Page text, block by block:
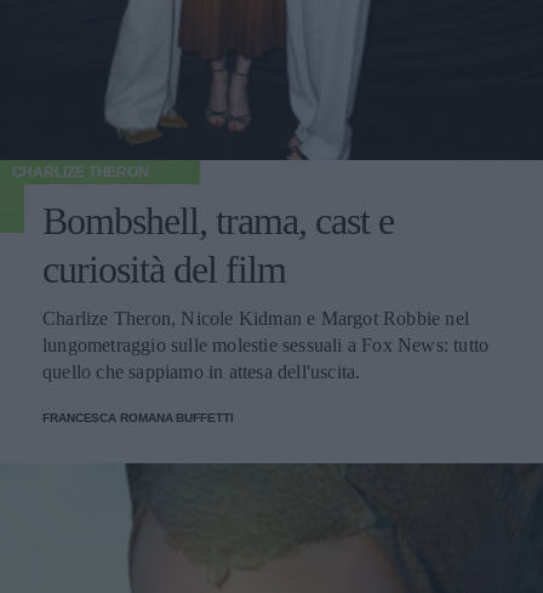
CHARLIZE THERON
Bombshell, trama, cast e
curiosità del film
Charlize Theron, Nicole Kidman e Margot Robbie nel
lungometraggio sulle molestie sessuali a Fox News: tutto
quello che sappiamo in attesa dell'uscita.
FRANCESCA ROMANA BUFFETTI